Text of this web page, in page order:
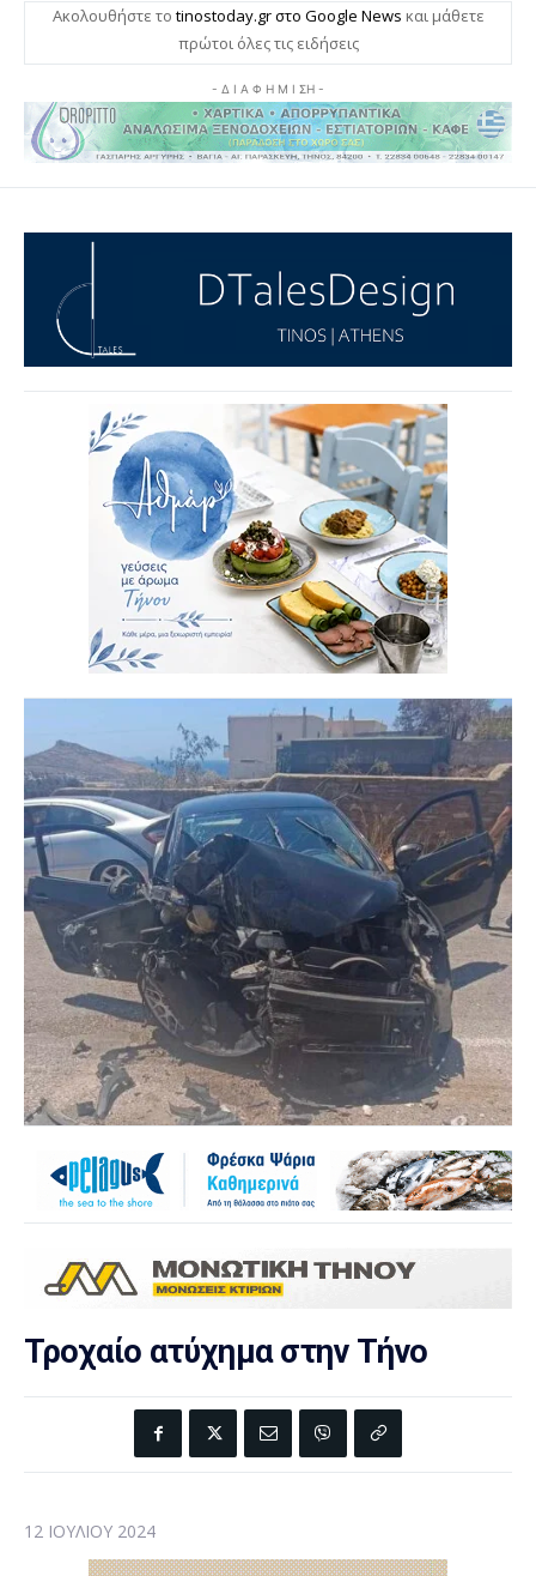
Ακολουθήστε το tinostoday.gr στο Google News και μάθετε
πρώτοι όλες τις ειδήσεις
- Δ Ι Α Φ Η Μ Ι ΣΗ -